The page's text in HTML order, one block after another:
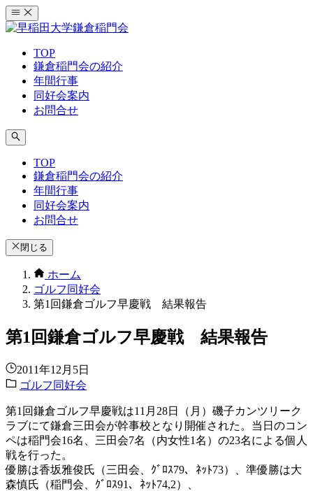
コ
ン
ッ
プ
TOP
鎌倉稲門会の紹介
年間行事
同好会案内
お問合せ
TOP
鎌倉稲門会の紹介
年間行事
同好会案内
お問合せ
閉じる
ホーム
ゴルフ同好会
第1回鎌倉ゴルフ早慶戦 結果報告
第1回鎌倉ゴルフ早慶戦 結果報告
2011年12月5日
ゴルフ同好会
第1回鎌倉ゴルフ早慶戦は11月28日（月）磯子カンツリーク
ラブにて鎌倉三田会が幹事校となり開催された。当日のコン
ペは稲門会16名、三田会7名（内女性1名）の23名による個人
戦を行った。
優勝は香坂雅俊氏（三田会、ｸﾞﾛｽ79、ﾈｯﾄ73）、準優勝は大
森慎氏（稲門会、ｸﾞﾛｽ91、ﾈｯﾄ74,2）、